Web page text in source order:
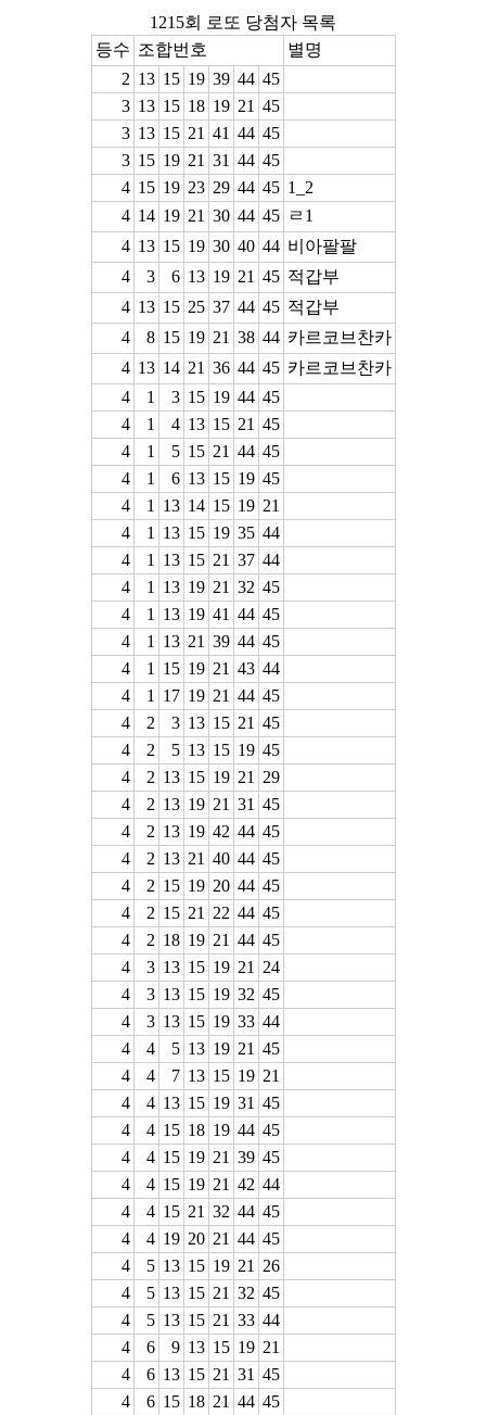
1215회 로또 당첨자 목록
등수 조합번호
별명
2 13 15 19 39 44 45
3 13 15 18 19 21 45
3 13 15 21 41 44 45
3 15 19 21 31 44 45
4 15 19 23 29 44 45 1_2
4 14 19 21 30 44 45
ㄹ1
4 13 15 19 30 40 44 비아팔팔
4
3 6 13 19 21 45 적갑부
4 13 15 25 37 44 45 적갑부
4
8 15 19 21 38 44 카르코브찬카
4 13 14 21 36 44 45 카르코브찬카
4
1 3 15 19 44 45
4
1 4 13 15 21 45
4
1 5 15 21 44 45
4
1 6 13 15 19 45
4
1 13 14 15 19 21
4
1 13 15 19 35 44
4
1 13 15 21 37 44
4
1 13 19 21 32 45
4
1 13 19 41 44 45
4
1 13 21 39 44 45
4
1 15 19 21 43 44
4
1 17 19 21 44 45
4
2 3 13 15 21 45
4
2 5 13 15 19 45
4
2 13 15 19 21
29
4
2 13 19 21 31 45
4
2 13 19 42 44 45
4
2 13 21 40 44 45
4
2 15 19 20 44 45
4
2 15 21 22 44 45
4
2 18 19 21 44 45
4
3 13 15 19 21
24
4
3 13 15 19 32 45
4
3 13 15 19 33 44
4
4 5 13 19 21 45
4
4 7 13 15 19 21
4
4 13 15 19 31 45
4
4 15 18 19 44 45
4
4 15 19 21 39 45
4
4 15 19 21 42 44
4
4 15 21 32 44 45
4
4 19 20 21 44 45
4
5 13 15 19 21
26
4
5 13 15 21 32 45
4
5 13 15 21 33 44
4
6 9 13 15 19 21
4
6 13 15 21 31 45
4
6 15 18 21 44 45